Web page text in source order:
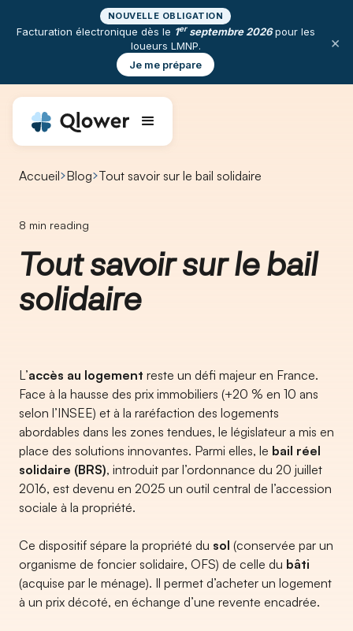
NOUVELLE OBLIGATION
Facturation électronique dès le 1erseptembre 2026pour les
loueurs LMNP.
Je me prépare
×
Accueil Blog Tout savoir sur le bail solidaire
8 min reading
Tout savoir sur le bail
solidaire
L’accès au logement reste un défi majeur en France.
Face à la hausse des prix immobiliers (+20 % en 10 ans
selon l’INSEE) et à la raréfaction des logements
abordables dans les zones tendues, le législateur a mis en
place des solutions innovantes. Parmi elles, le bail réel
solidaire (BRS), introduit par l’ordonnance du 20 juillet
2016, est devenu en 2025 un outil central de l’accession
sociale à la propriété.
Ce dispositif sépare la propriété du sol (conservée par un
organisme de foncier solidaire, OFS) de celle du bâti
(acquise par le ménage). Il permet d’acheter un logement
à un prix décoté, en échange d’une revente encadrée.